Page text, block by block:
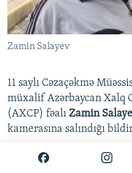
Zamin Salayev
11 saylı Cəzaçəkmə
müxalif Azərbaycan Xalq
(AXCP) fəalı Zamin
kamerasına salındığı